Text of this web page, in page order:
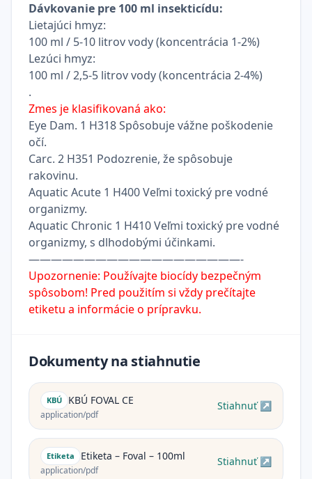
Dávkovanie pre 100 ml insekticídu:
Lietajúci hmyz:
100 ml / 5-10 litrov vody (koncentrácia 1-2%)
Lezúci hmyz:
100 ml / 2,5-5 litrov vody (koncentrácia 2-4%)
.
Zmes je klasifikovaná ako:
Eye Dam. 1 H318 Spôsobuje vážne poškodenie
očí.
Carc. 2 H351 Podozrenie, že spôsobuje
rakovinu.
Aquatic Acute 1 H400 Veľmi toxický pre vodné
organizmy.
Aquatic Chronic 1 H410 Veľmi toxický pre vodné
organizmy, s dlhodobými účinkami.
———————————————————-
Upozornenie: Používajte biocídy bezpečným
spôsobom! Pred použitím si vždy prečítajte
etiketu a informácie o prípravku.
Dokumenty na stiahnutie
KBÚ KBÚ FOVAL CE
application/pdf
Stiahnuť ↗
Etiketa Etiketa – Foval – 100ml
application/pdf
Stiahnuť ↗